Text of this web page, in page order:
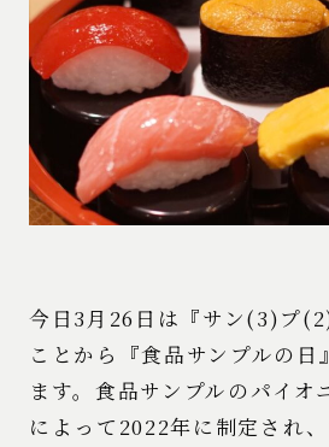
今日3月26日は『サン(3)プ
ことから『食品サンプルの日
ます。食品サンプルのパイオ
によって2022年に制定され